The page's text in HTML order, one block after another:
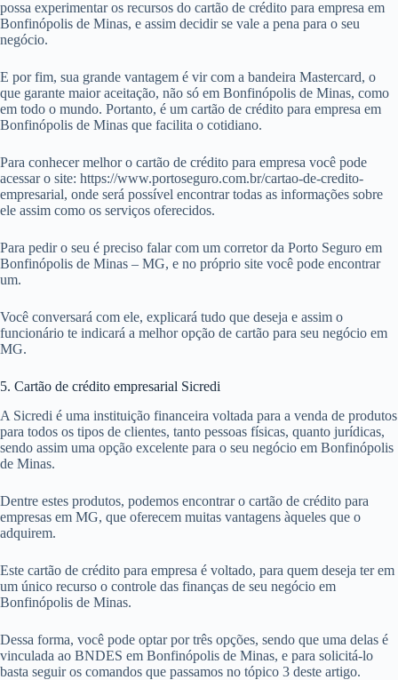
possa experimentar os recursos do cartão de crédito para empresa em
Bonfinópolis de Minas, e assim decidir se vale a pena para o seu
negócio.
E por fim, sua grande vantagem é vir com a bandeira Mastercard, o
que garante maior aceitação, não só em Bonfinópolis de Minas, como
em todo o mundo. Portanto, é um cartão de crédito para empresa em
Bonfinópolis de Minas que facilita o cotidiano.
Para conhecer melhor o cartão de crédito para empresa você pode
acessar o site: https://www.portoseguro.com.br/cartao-de-credito-
empresarial, onde será possível encontrar todas as informações sobre
ele assim como os serviços oferecidos.
Para pedir o seu é preciso falar com um corretor da Porto Seguro em
Bonfinópolis de Minas – MG, e no próprio site você pode encontrar
um.
Você conversará com ele, explicará tudo que deseja e assim o
funcionário te indicará a melhor opção de cartão para seu negócio em
MG.
5. Cartão de crédito empresarial Sicredi
A Sicredi é uma instituição financeira voltada para a venda de produtos
para todos os tipos de clientes, tanto pessoas físicas, quanto jurídicas,
sendo assim uma opção excelente para o seu negócio em Bonfinópolis
de Minas.
Dentre estes produtos, podemos encontrar o cartão de crédito para
empresas em MG, que oferecem muitas vantagens àqueles que o
adquirem.
Este cartão de crédito para empresa é voltado, para quem deseja ter em
um único recurso o controle das finanças de seu negócio em
Bonfinópolis de Minas.
Dessa forma, você pode optar por três opções, sendo que uma delas é
vinculada ao BNDES em Bonfinópolis de Minas, e para solicitá-lo
basta seguir os comandos que passamos no tópico 3 deste artigo.